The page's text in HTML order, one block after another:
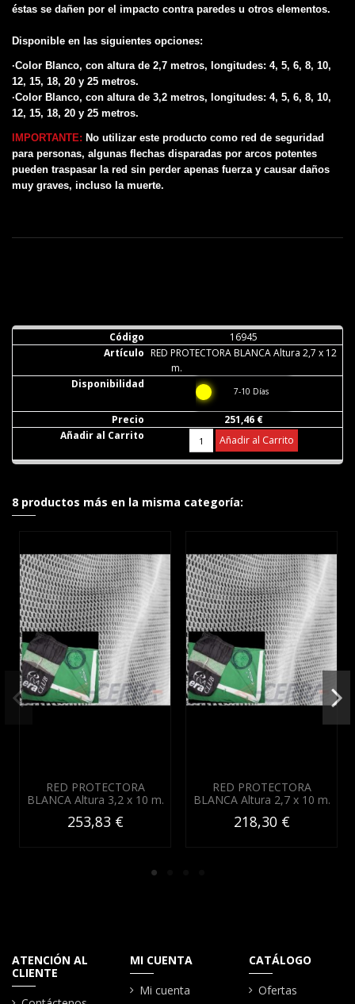
éstas se dañen por el impacto contra paredes u otros elementos.
Disponible en las siguientes opciones:
·Color Blanco, con altura de 2,7 metros, longitudes: 4, 5, 6, 8, 10,
12, 15, 18, 20 y 25 metros.
·Color Blanco, con altura de 3,2 metros, longitudes: 4, 5, 6, 8, 10,
12, 15, 18, 20 y 25 metros.
IMPORTANTE: No utilizar este producto como red de seguridad
para personas, algunas flechas disparadas por arcos potentes
pueden traspasar la red sin perder apenas fuerza y causar daños
muy graves, incluso la muerte.
16945
RED PROTECTORA BLANCA Altura 2,7 x 12
m.
7-10 Días
251,46 €
Añadir al Carrito
8 productos más en la misma categoría:
RED PROTECTORA
BLANCA Altura 3,2 x 10 m.
253,83 €
RED PROTECTORA
BLANCA Altura 2,7 x 10 m.
218,30 €
ATENCIÓN AL
CLIENTE
MI CUENTA
Mi cuenta
CATÁLOGO
Ofertas